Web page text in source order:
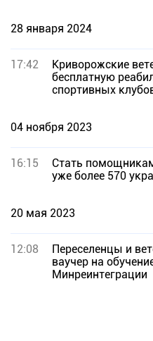
28 января 2024
17:42
Криворожские
бесплатную
спортивных
04 ноября 2023
16:15
Стать
уже более 570
20 мая 2023
12:08
Переселенцы и
ваучер на
Минреинтеграции